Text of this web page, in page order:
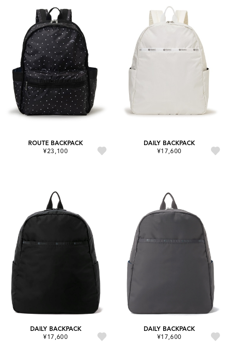
ROUTE BACKPACK
¥23,100
DAILY BACKPACK
¥17,600
DAILY BACKPACK
¥17,600
DAILY BACKPACK
¥17,600